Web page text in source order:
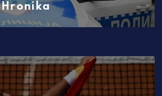
Hronika